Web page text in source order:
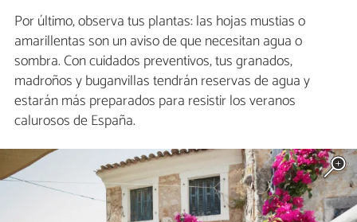
Por último, observa tus plantas: las hojas mustias o
amarillentas son un aviso de que necesitan agua o
sombra. Con cuidados preventivos, tus granados,
madroños y buganvillas tendrán reservas de agua y
estarán más preparados para resistir los veranos
calurosos de España.